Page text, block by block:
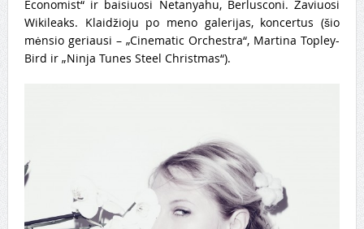
Economist“ ir baisiuosi Netanyahu, Berlusconi. Žaviuosi
Wikileaks. Klaidžioju po meno galerijas, koncertus (šio
mėnsio geriausi – „Cinematic Orchestra“, Martina Topley-
Bird ir „Ninja Tunes Steel Christmas“).